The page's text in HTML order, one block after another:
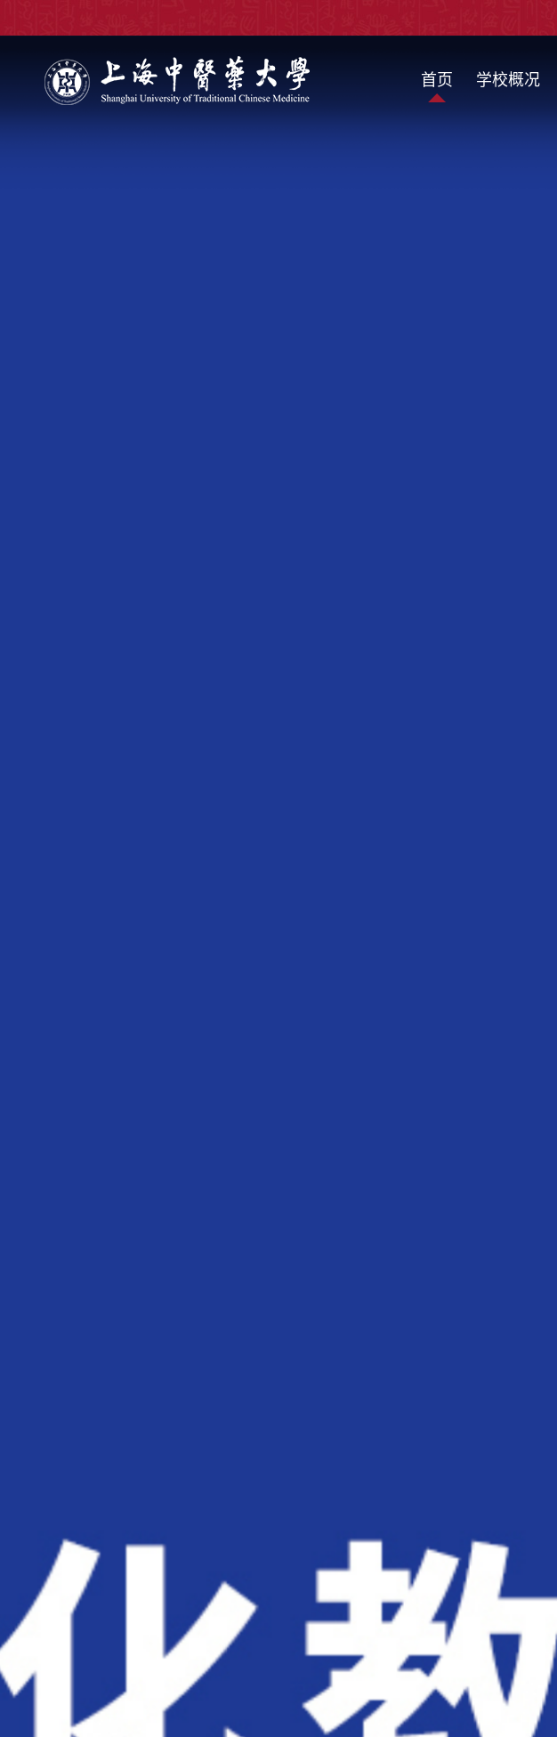
首页 学校概况